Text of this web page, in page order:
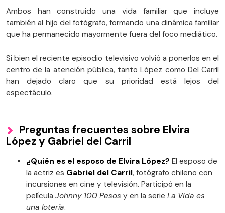
Ambos han construido una vida familiar que incluye
también al hijo del fotógrafo, formando una dinámica familiar
que ha permanecido mayormente fuera del foco mediático.
Si bien el reciente episodio televisivo volvió a ponerlos en el
centro de la atención pública, tanto López como Del Carril
han dejado claro que su prioridad está lejos del
espectáculo.
Preguntas frecuentes sobre Elvira
López y Gabriel del Carril
¿Quién es el esposo de Elvira López? El esposo de
la actriz es Gabriel del Carril, fotógrafo chileno con
incursiones en cine y televisión. Participó en la
película Johnny 100 Pesos y en la serie La Vida es
una lotería.